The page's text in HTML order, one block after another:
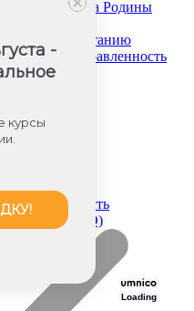
и защита Родины
по воспитанию
направленность
направленность
(ФГОС ДО)
Loading
-
курсы